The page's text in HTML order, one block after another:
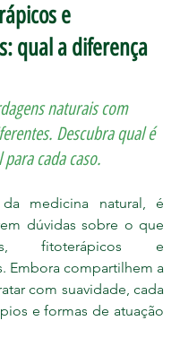
e
qual a diferença
naturais com
Descubra qual é
para cada caso.
medicina natural, é
dúvidas sobre o que
fitoterápicos e
Embora compartilhem a
com suavidade, cada
e formas de atuação